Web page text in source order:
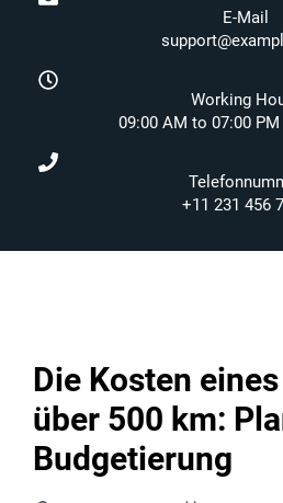
E-Mail
Working
09:00 AM to 07:00
+11 231 456
Die Kosten
über 500 km:
Budgetierung